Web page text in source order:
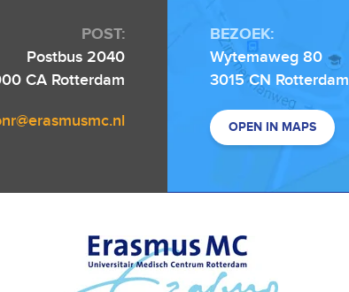
POST:
Postbus 2040
CA Rotterdam
BEZOEK:
Wytemaweg 80
3015 CN Rotterdam
OPEN IN MAPS